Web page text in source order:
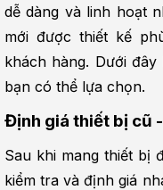
dễ dàng và linh hoạt
mới được thiết kế
khách hàng. Dưới
bạn có thể lựa chọn.
Định giá thiết bị cũ
Sau khi mang thiết bị
kiểm tra và định giá